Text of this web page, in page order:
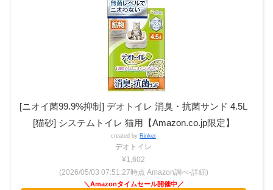
[ニオイ菌99.9%抑制] デオトイレ 消臭・抗菌サンド 4.5L
[猫砂] システムトイレ 猫用【Amazon.co.jp限定】
created by Rinker
デオトイレ
¥1,602
(2026/05/03 07:51:27時点 Amazon調べ-詳細)